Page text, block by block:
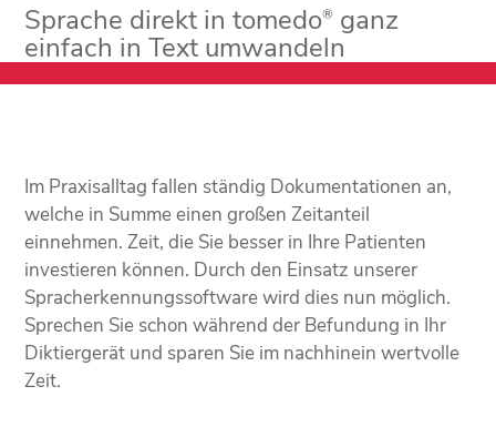
Sprache direkt in tomedo® ganz
einfach in Text umwandeln
Im Praxisalltag fallen ständig Dokumentationen an,
welche in Summe einen großen Zeitanteil
einnehmen. Zeit, die Sie besser in Ihre Patienten
investieren können. Durch den Einsatz unserer
Spracherkennungssoftware wird dies nun möglich.
Sprechen Sie schon während der Befundung in Ihr
Diktiergerät und sparen Sie im nachhinein wertvolle
Zeit.